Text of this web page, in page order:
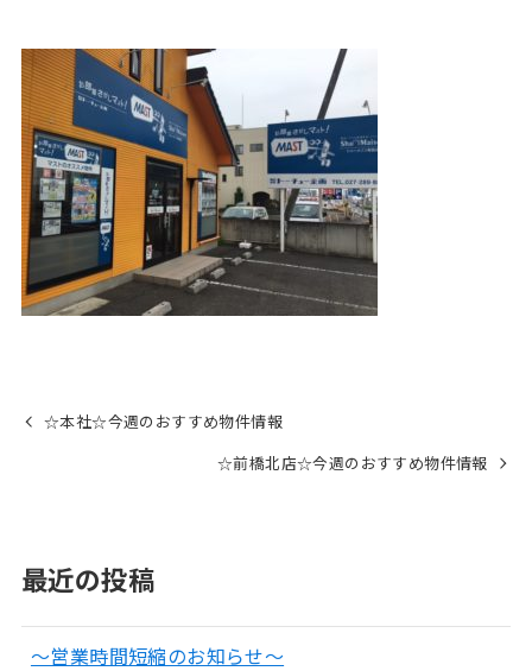
☆本社☆今週のおすすめ物件情報
☆前橋北店☆今週のおすすめ物件情報
最近の投稿
～営業時間短縮のお知らせ～